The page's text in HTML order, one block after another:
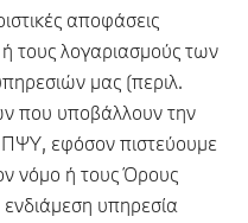
αποφάσεις
τους λογαριασμούς των
μας (περιλ.
που υποβάλλουν την
ΠΨΥ, εφόσον πιστεύουμε
νόμο ή τους Όρους
ενδιάμεση υπηρεσία